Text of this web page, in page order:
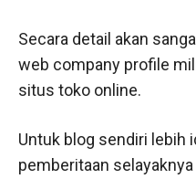
Secara detail akan
web company profile
situs toko online.
Untuk blog sendiri lebih
pemberitaan